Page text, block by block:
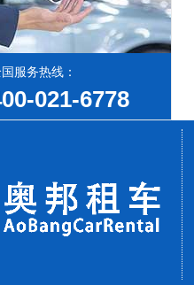
服务热线：
021-6778